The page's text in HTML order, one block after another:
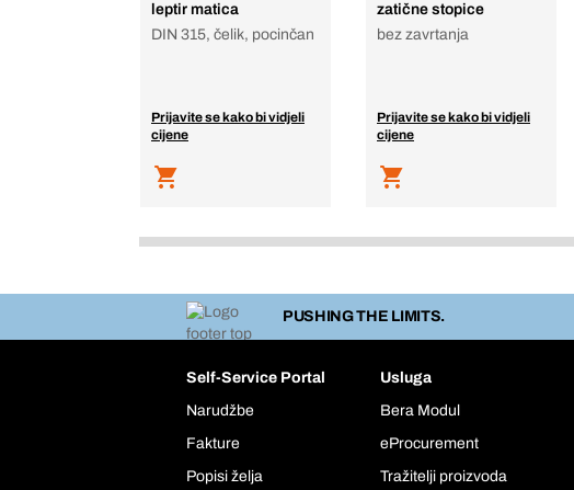
leptir matica
DIN 315, čelik, pocinčan
Prijavite se kako bi vidjeli
cijene
zatične stopice
bez zavrtanja
Prijavite se kako bi vidjeli
cijene
PUSHING THE LIMITS.
Self-Service Portal
Narudžbe
Fakture
Popisi želja
Usluga
Bera Modul
eProcurement
Tražitelji proizvoda